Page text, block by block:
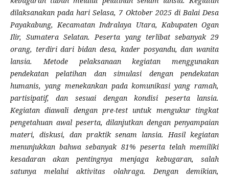
dilaksanakan pada hari Selasa, 7 Oktober 2025 di Balai Desa
Payakabung, Kecamatan Indralaya Utara, Kabupaten Ogan
Ilir, Sumatera Selatan. Peserta yang terlibat sebanyak 29
orang, terdiri dari bidan desa, kader posyandu, dan wanita
lansia. Metode pelaksanaan kegiatan menggunakan
pendekatan pelatihan dan simulasi dengan pendekatan
humanis, yang menekankan pada komunikasi yang ramah,
partisipatif, dan sesuai dengan kondisi peserta lansia.
Kegiatan diawali dengan pre-test untuk mengukur tingkat
pengetahuan awal peserta, dilanjutkan dengan penyampaian
materi, diskusi, dan praktik senam lansia. Hasil kegiatan
menunjukkan bahwa sebanyak 81% peserta telah memiliki
kesadaran akan pentingnya menjaga kebugaran, salah
satunya melalui aktivitas olahraga. Dengan demikian,